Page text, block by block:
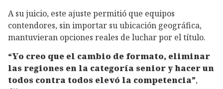
A su juicio, este ajuste permitió que equipos
contendores, sin importar su ubicación geográfica,
mantuvieran opciones reales de luchar por el título.
“Yo creo que el cambio de formato, eliminar
las regiones en la categoría senior y hacer un
todos contra todos elevó la competencia”,